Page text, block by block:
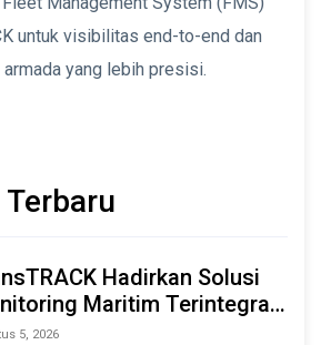
untuk visibilitas end-to-end dan
yang lebih presisi.
Hadirkan Solusi
Maritim Terintegrasi
AI & IoT di Indonesia
5, 2026